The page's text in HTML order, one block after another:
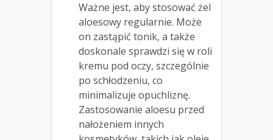
Ważne jest, aby stosować żel
aloesowy regularnie. Może
on zastąpić tonik, a także
doskonale sprawdzi się w roli
kremu pod oczy, szczególnie
po schłodzeniu, co
minimalizuje opuchliznę.
Zastosowanie aloesu przed
nałożeniem innych